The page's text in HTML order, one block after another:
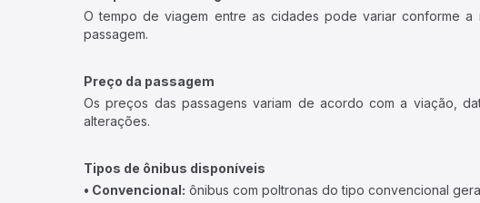
O tempo de viagem entre as cidades pode variar conforme
passagem.
Preço da passagem
Os preços das passagens variam de acordo com a viação,
alterações.
Tipos de ônibus disponíveis
• Convencional: ônibus com poltronas do tipo convencional